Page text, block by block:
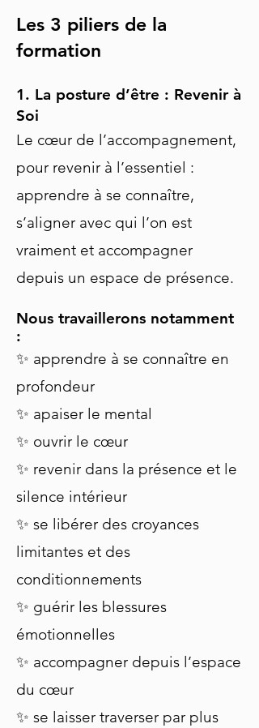
Les 3 piliers de la
formation
1. La posture d’être : Revenir à
Soi
Le cœur de l’accompagnement,
pour revenir à l’essentiel :
apprendre à se connaître,
s’aligner avec qui l’on est
vraiment et accompagner
depuis un espace de présence.
Nous travaillerons notamment
:
✨ apprendre à se connaître en
profondeur
✨ apaiser le mental
✨ ouvrir le cœur
✨ revenir dans la présence et le
silence intérieur
✨ se libérer des croyances
limitantes et des
conditionnements
✨ guérir les blessures
émotionnelles
✨ accompagner depuis l’espace
du cœur
✨ se laisser traverser par plus